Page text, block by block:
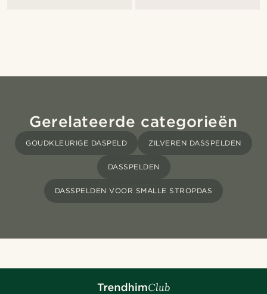
Gerelateerde categorieën
GOUDKLEURIGE DASPELD ZILVEREN DASSPELDEN
DASSPELDEN
DASSPELDEN VOOR SMALLE STROPDAS